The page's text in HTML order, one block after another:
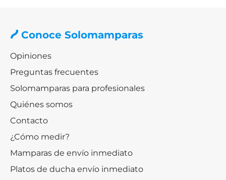
Conoce Solomamparas
Opiniones
Preguntas frecuentes
Solomamparas para profesionales
Quiénes somos
Contacto
¿Cómo medir?
Mamparas de envío inmediato
Platos de ducha envío inmediato